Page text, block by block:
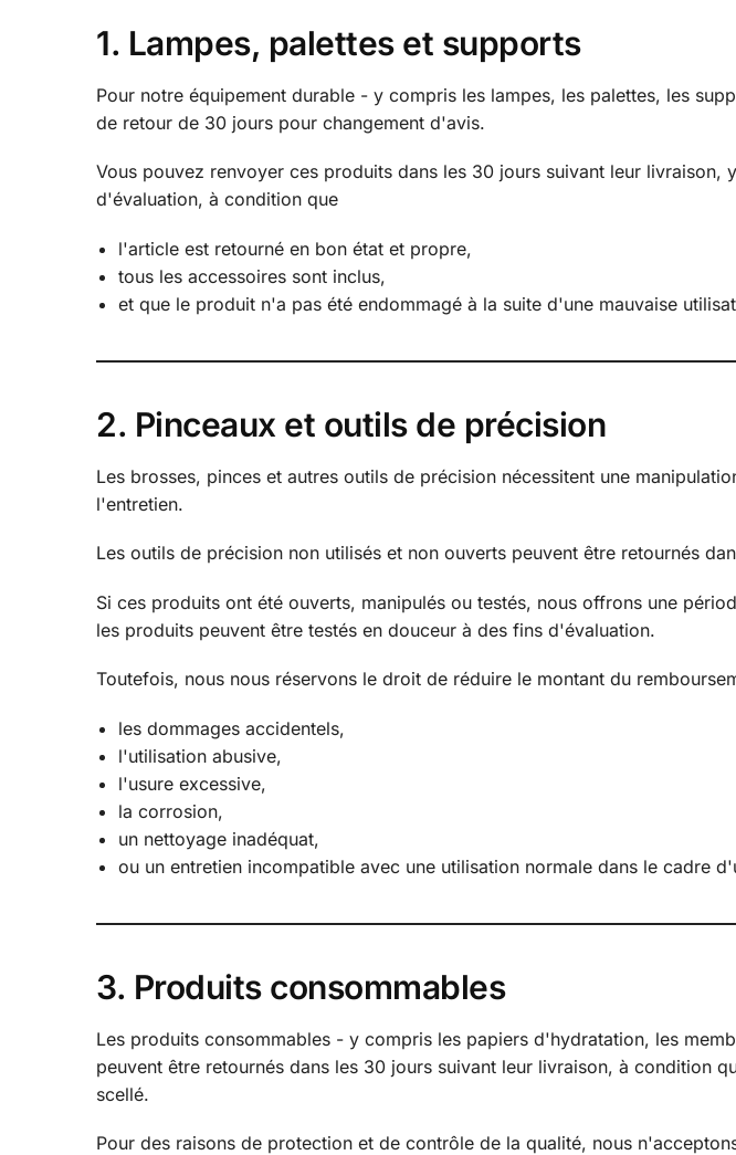
1. Lampes, palettes et supports
Pour notre équipement durable - y compris les lampes, les palettes, les
de retour de 30 jours pour changement d'avis.
Vous pouvez renvoyer ces produits dans les 30 jours suivant leur
d'évaluation, à condition que
l'article est retourné en bon état et propre,
tous les accessoires sont inclus,
et que le produit n'a pas été endommagé à la suite d'une mauvaise
2. Pinceaux et outils de précision
Les brosses, pinces et autres outils de précision nécessitent une
l'entretien.
Les outils de précision non utilisés et non ouverts peuvent être retournés
Si ces produits ont été ouverts, manipulés ou testés, nous offrons une
les produits peuvent être testés en douceur à des fins d'évaluation.
Toutefois, nous nous réservons le droit de réduire le montant du
les dommages accidentels,
l'utilisation abusive,
l'usure excessive,
la corrosion,
un nettoyage inadéquat,
ou un entretien incompatible avec une utilisation normale dans le cadre
3. Produits consommables
Les produits consommables - y compris les papiers d'hydratation, les
peuvent être retournés dans les 30 jours suivant leur livraison, à condition
scellé.
Pour des raisons de protection et de contrôle de la qualité, nous